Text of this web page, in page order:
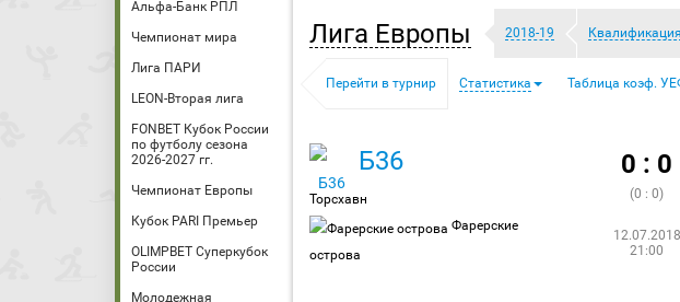
Альфа-Банк РПЛ
Чемпионат мира
Лига ПАРИ
LEON-Вторая лига
FONBET Кубок России
по футболу сезона
2026-2027 гг.
Чемпионат Европы
Кубок PARI Премьер
OLIMPBET Суперкубок
России
Молодежная
Лига Европы 2018-19 Квалификация
Перейти в турнир Статистика Таблица коэф.
Б36
Торсхавн
Фарерские
острова
0 : 0
(0 : 0)
12.07.2018
21:00